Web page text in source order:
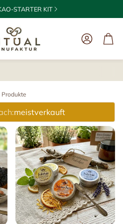
STARTER KIT
Produkte
meistverkauft